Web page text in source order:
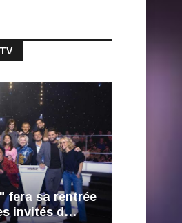
fera sa rentrée
invités d…